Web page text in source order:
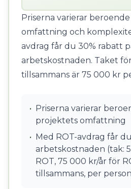
Priserna varierar
omfattning och
avdrag får du 30% rabatt
arbetskostnaden. Taket
tillsammans är 75 000 kr
• Priserna varierar
projektets omfattning
• Med ROT-avdrag får
arbetskostnaden (tak:
ROT, 75 000 kr/år för
tillsammans, per